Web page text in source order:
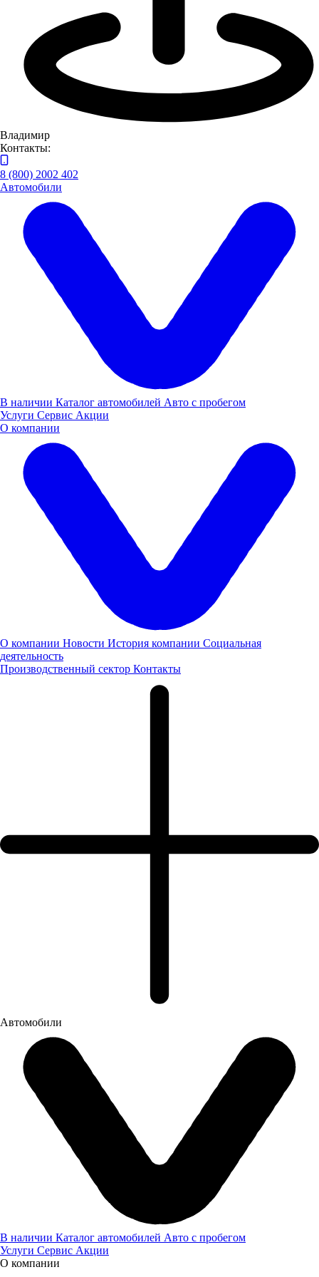
Владимир
Контакты:
8 (800) 2002 402
Автомобили
В наличии Каталог автомобилей Авто с пробегом
Услуги Сервис Акции
О компании
О компании Новости История компании Социальная
деятельность
Производственный сектор Контакты
Автомобили
В наличии Каталог автомобилей Авто с пробегом
Услуги Сервис Акции
О компании
возможность оформить страховку в кредит;
страхование автомобилей, грузовиков,
сельскохозяйственной и строительной техники;
страхование парков автомобилей для юридических лиц.
Основные партнеры: